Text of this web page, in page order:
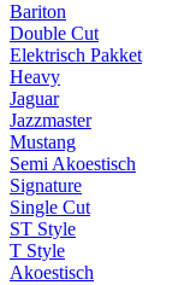
Bariton
Double Cut
Elektrisch Pakket
Heavy
Jaguar
Jazzmaster
Mustang
Semi Akoestisch
Signature
Single Cut
ST Style
T Style
Akoestisch